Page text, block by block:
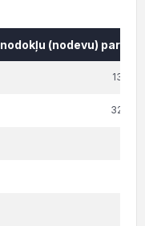
(nodevu)
13
32